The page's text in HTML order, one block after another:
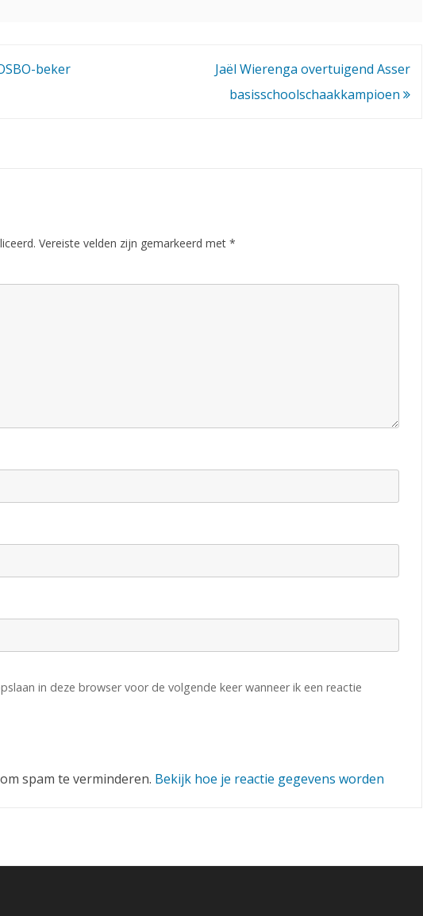
beker
Jaël Wierenga overtuigend Asser
basisschoolschaakkampioen
Vereiste velden zijn gemarkeerd met *
in deze browser voor de volgende keer wanneer ik een reactie
spam te verminderen. Bekijk hoe je reactie gegevens worden